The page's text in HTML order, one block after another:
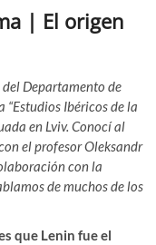
| El origen
del Departamento de
Ibéricos de la
en Lviv. Conocí al
el profesor Oleksandr
con la
de muchos de los
que Lenin fue el